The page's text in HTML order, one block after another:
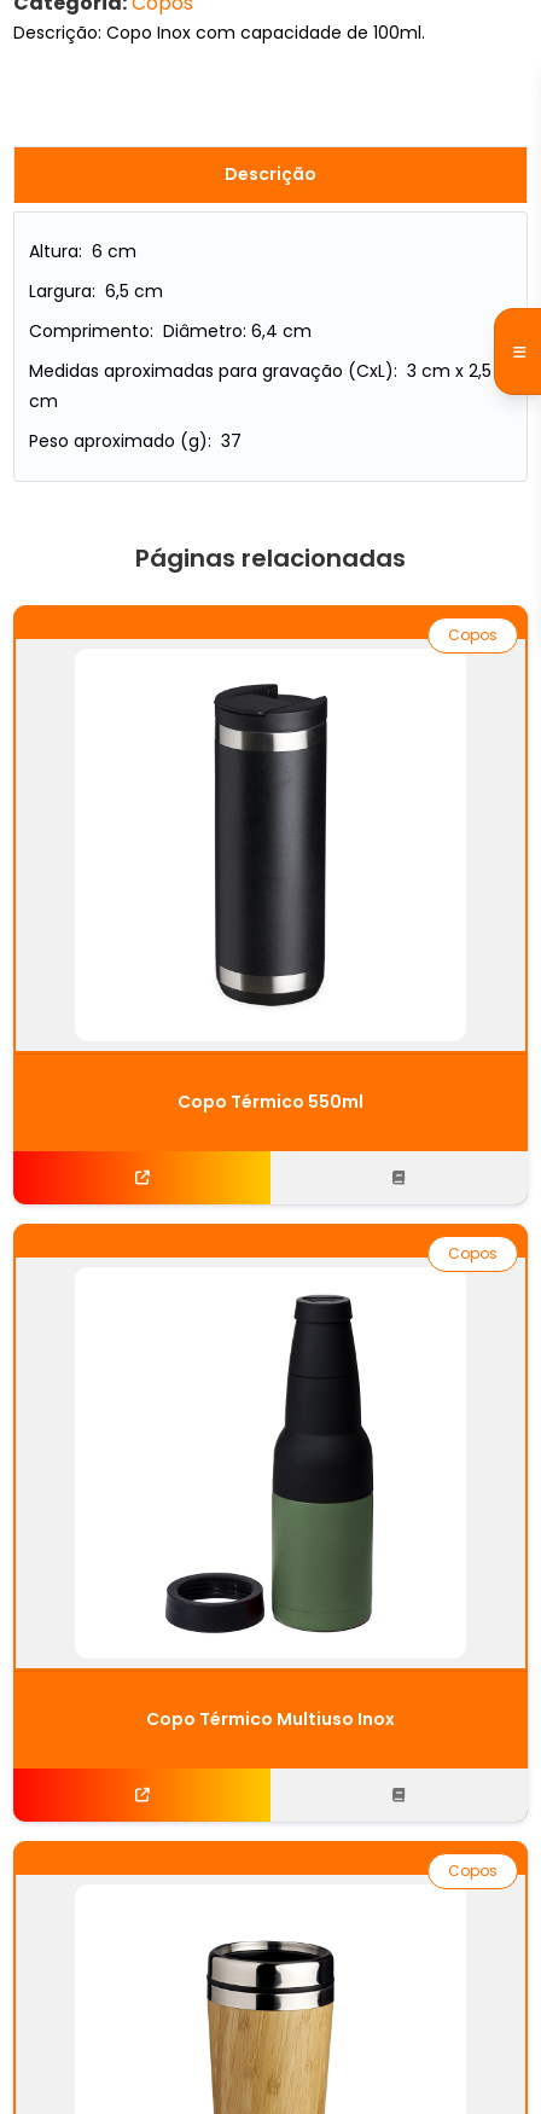
Descrição: Copo Inox com capacidade de 100ml.
Descrição
Altura: 6 cm
Largura: 6,5 cm
Comprimento: Diâmetro: 6,4 cm
Medidas aproximadas para gravação (CxL): 3 cm x 2,5
cm
Peso aproximado (g): 37
Páginas relacionadas
Copo Térmico 550ml
Copos
Copo Térmico Multiuso Inox
Copos
Copos